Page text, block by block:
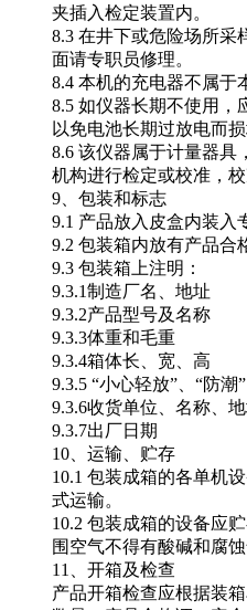
夹插入检定装置内。
8.3 在井下或危险场所采
面请专职员修理。
8.4 本机的充电器不属于
8.5 如仪器长期不使用，
以免电池长期过放电而
8.6 该仪器属于计量器具
机构进行检定或校准，
9、包装和标志
9.1 产品放入皮盒内装入
9.2 包装箱内放有产品合
9.3 包装箱上注明：
9.3.1制造厂名、地址
9.3.2产品型号及名称
9.3.3体重和毛重
9.3.4箱体长、宽、高
9.3.5 “小心轻放”、“防潮
9.3.6收货单位、名称、
9.3.7出厂日期
10、运输、贮存
10.1 包装成箱的各单机
式运输。
10.2 包装成箱的设备应
围空气不得有酸碱和腐
11、开箱及检查
产品开箱检查应根据装